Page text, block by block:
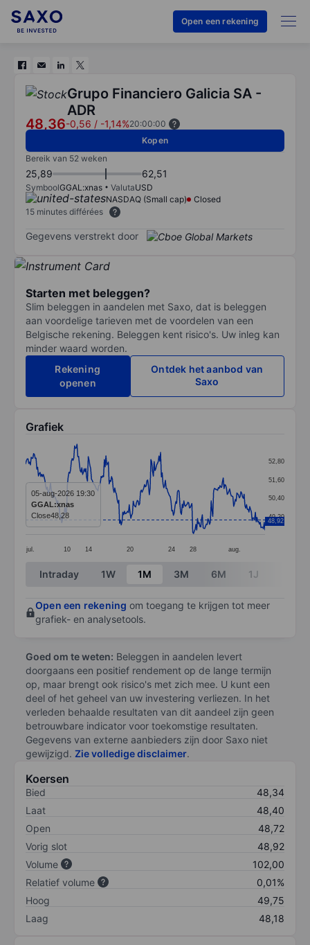
Open een rekening
Grupo Financiero Galicia SA -
ADR
48,36-0,56 / -1,14%20:00:00
Kopen
Bereik van 52 weken
25,89 62,51
SymboolGGAL:xnas ValutaUSD
NASDAQ (Small cap)
Closed
15 minutes différées
Gegevens verstrekt door
Starten met beleggen?
Slim beleggen in aandelen met Saxo, dat is beleggen
aan voordelige tarieven met de voordelen van een
Belgische rekening. Beleggen kent risico's. Uw inleg kan
minder waard worden.
Rekening
openen
Ontdek het aanbod van
Saxo
Grafiek
Line chart with 299 data points.
The chart has 1 X axis displaying categories.
The chart has 1 Y axis displaying values. Data
jul. 10 14 20 24 28 aug.
49,20
50,40
51,60
52,80
48,92
05-aug-2026 19:30
GGAL:xnas
Close48,28
End of interactive chart.
Intraday 1W 1M 3M 6M 1J
Open een rekening om toegang te krijgen tot meer
grafiek- en analysetools.
Goed om te weten: Beleggen in aandelen levert
doorgaans een positief rendement op de lange termijn
op, maar brengt ook risico's met zich mee. U kunt een
deel of het geheel van uw investering verliezen. In het
verleden behaalde resultaten van dit aandeel zijn geen
betrouwbare indicator voor toekomstige resultaten.
Gegevens van externe aanbieders zijn door Saxo niet
gewijzigd. Zie volledige disclaimer.
Koersen
Bied
48,34
Laat
48,40
Open
48,72
Vorig slot
48,92
Volume
102,00
Relatief volume
0,01%
Hoog
49,75
Laag
48,18